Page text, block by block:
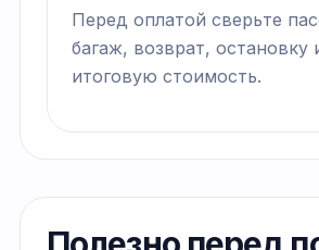
Перед оплатой сверьте
багаж, возврат, остановку
итоговую стоимость.